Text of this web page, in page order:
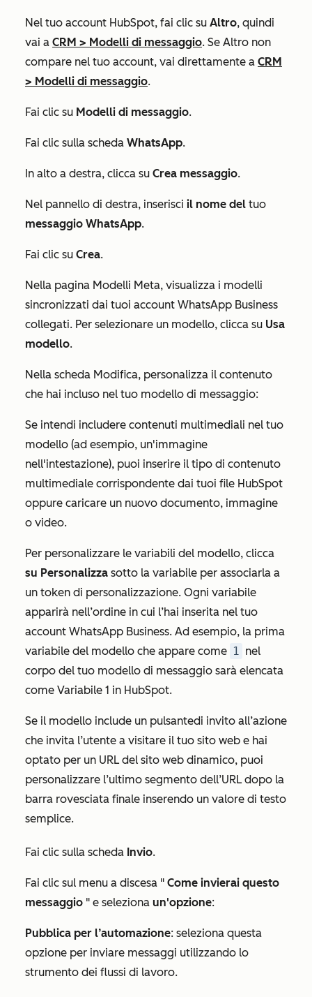
Nel tuo account HubSpot, fai clic su Altro, quindi
vai a CRM > Modelli di messaggio. Se Altro non
compare nel tuo account, vai direttamente a CRM
> Modelli di messaggio.
Fai clic su Modelli di messaggio.
Fai clic sulla scheda WhatsApp.
In alto a destra, clicca su Crea messaggio.
Nel pannello di destra, inserisci il nome del tuo
messaggio WhatsApp.
Fai clic su Crea.
Nella pagina Modelli Meta, visualizza i modelli
sincronizzati dai tuoi account WhatsApp Business
collegati. Per selezionare un modello, clicca su Usa
modello.
Nella scheda Modifica, personalizza il contenuto
che hai incluso nel tuo modello di messaggio:
Se intendi includere contenuti multimediali nel tuo
modello (ad esempio, un'immagine
nell'intestazione), puoi inserire il tipo di contenuto
multimediale corrispondente dai tuoi file HubSpot
oppure caricare un nuovo documento, immagine
o video.
Per personalizzare le variabili del modello, clicca
su Personalizza sotto la variabile per associarla a
un token di personalizzazione. Ogni variabile
apparirà nell’ordine in cui l’hai inserita nel tuo
account WhatsApp Business. Ad esempio, la prima
variabile del modello che appare come 1 nel
corpo del tuo modello di messaggio sarà elencata
come Variabile 1 in HubSpot.
Se il modello include un pulsantedi invito all’azione
che invita l’utente a visitare il tuo sito web e hai
optato per un URL del sito web dinamico, puoi
personalizzare l’ultimo segmento dell’URL dopo la
barra rovesciata finale inserendo un valore di testo
semplice.
Fai clic sulla scheda Invio.
Fai clic sul menu a discesa " Come invierai questo
messaggio " e seleziona un'opzione:
Pubblica per l’automazione: seleziona questa
opzione per inviare messaggi utilizzando lo
strumento dei flussi di lavoro.